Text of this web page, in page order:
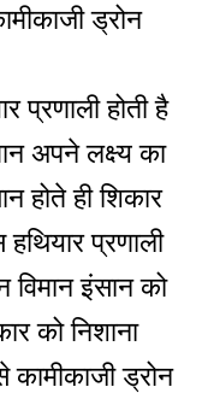
ड्रोन
प्रणाली होती है
अपने लक्ष्‍य का
होते ही शिकार
प्रणाली
विमान इंसान को
को निशाना
कामीकाजी ड्रोन